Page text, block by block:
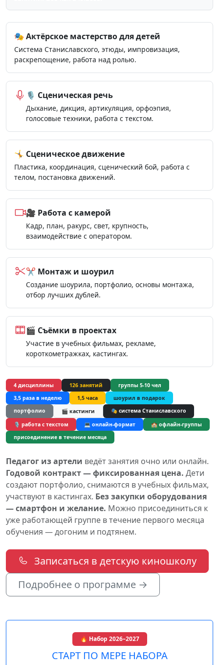
🎭 Актёрское мастерство для детей
Система Станиславского, этюды, импровизация,
раскрепощение, работа над ролью.
🎙️ Сценическая речь
Дыхание, дикция, артикуляция, орфоэпия,
голосовые техники, работа с текстом.
🤸 Сценическое движение
Пластика, координация, сценический бой, работа с
телом, постановка движений.
🎥 Работа с камерой
Кадр, план, ракурс, свет, крупность,
взаимодействие с оператором.
✂️ Монтаж и шоурил
Создание шоурила, портфолио, основы монтажа,
отбор лучших дублей.
🎬 Съёмки в проектах
Участие в учебных фильмах, рекламе,
короткометражках, кастингах.
4 дисциплины 126 занятий
группы 5-10 чел
3,5 раза в неделю
1,5 часа
шоурил в подарок
портфолио
🎬 кастинги
🎭 система Станиславского
🎙️ работа с текстом
💻 онлайн-формат
🏫 офлайн-группы
присоединение в течение месяца
Педагог из артели ведёт занятия очно или онлайн.
Годовой контракт — фиксированная цена. Дети
создают портфолио, снимаются в учебных фильмах,
участвуют в кастингах. Без закупки оборудования
— смартфон и желание. Можно присоединиться к
уже работающей группе в течение первого месяца
обучения — догоним и подтянем.
Записаться в детскую киношколу
Подробнее о программе →
🔥 Набор 2026–2027
СТАРТ ПО МЕРЕ НАБОРА